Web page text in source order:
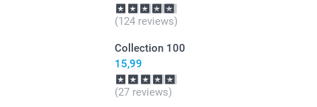
(124 reviews)
Collection 100
15,99
(27 reviews)